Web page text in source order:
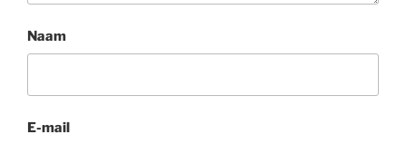
Naam
E-mail